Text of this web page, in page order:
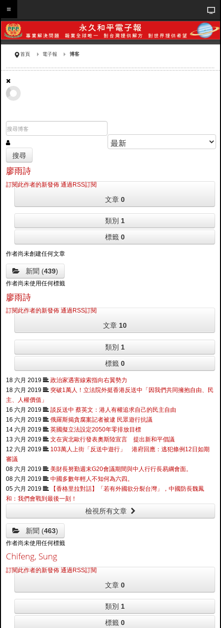
首頁 電子報 博客
搜尋
廖雨詩
訂閱此作者的新發佈 通過RSS訂閱
文章 0
類別 1
標籤 0
作者尚未創建任何文章
新聞 (439)
作者尚未使用任何標籤
廖雨詩
訂閱此作者的新發佈 通過RSS訂閱
文章 10
類別 1
標籤 0
18 六月 2019
政治家遇害線索指向右翼勢力
18 六月 2019
突破1萬人！立法院外挺香港反送中「因我們共同擁抱自由、民
主、人權價值」
16 六月 2019
談反送中 蔡英文：港人有權追求自己的民主自由
16 六月 2019
俄羅斯揭貪腐案記者被逮 民眾遊行抗議
14 六月 2019
英國擬立法設定2050年零排放目標
13 六月 2019
文在寅北歐行發表奧斯陸宣言 提出新和平倡議
12 六月 2019
103萬人上街「反送中遊行」 港府回應：逃犯條例12日如期
審議
08 六月 2019
美財長努勤週末G20會議期間與中人行行長易綱會面。
08 六月 2019
中國多數年輕人不知何為六四。
05 六月 2019
【香格里拉對話】「若有外國欲分裂台灣」，中國防長魏鳳
和：我們會戰到最後一刻！
檢視所有文章
新聞 (463)
作者尚未使用任何標籤
Chifeng, Sung
訂閱此作者的新發佈 通過RSS訂閱
文章 0
類別 1
標籤 0